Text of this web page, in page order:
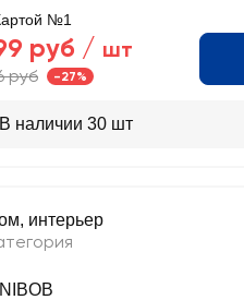
№1
руб / шт
руб -27%
В наличии 30 шт
интерьер